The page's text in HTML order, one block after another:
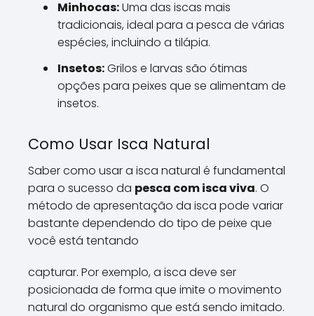
Minhocas:Uma das iscas mais
tradicionais, ideal para a pesca de várias
espécies, incluindo a tilápia.
Insetos:Grilos e larvas são ótimas
opções para peixes que se alimentam de
insetos.
Como Usar Isca Natural
Saber como usar a isca natural é fundamental
para o sucesso da pesca com isca viva. O
método de apresentação da isca pode variar
bastante dependendo do tipo de peixe que
você está tentando
capturar. Por exemplo, a isca deve ser
posicionada de forma que imite o movimento
natural do organismo que está sendo imitado.